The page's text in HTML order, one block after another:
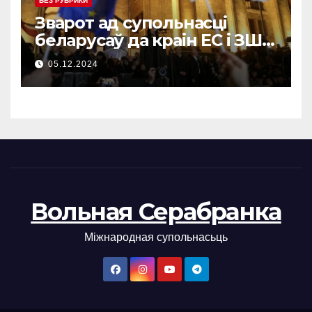
Зварот ад супольнасці
беларусаў да краін ЕС і ЗША
(bel/en/ge)
05.12.2024
Вольная Серабранка
Міжнародная супольнасьць